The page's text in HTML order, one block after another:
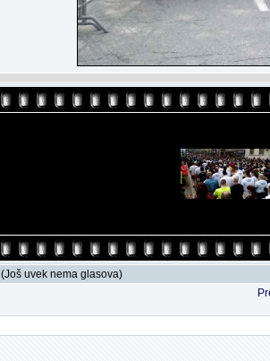
(Još uvek nema glasova)